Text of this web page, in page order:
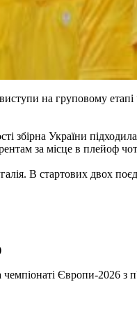
на груповому
збірна України
за місце в плейоф
В стартових двох
Європи-2026 з